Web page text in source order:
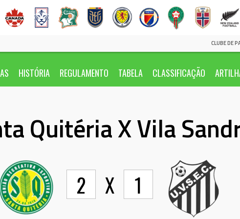
CLUBE DE
HISTÓRIA REGULAMENTO TABELA CLASSIFICAÇÃO
Quitéria X Vila
2 X 1